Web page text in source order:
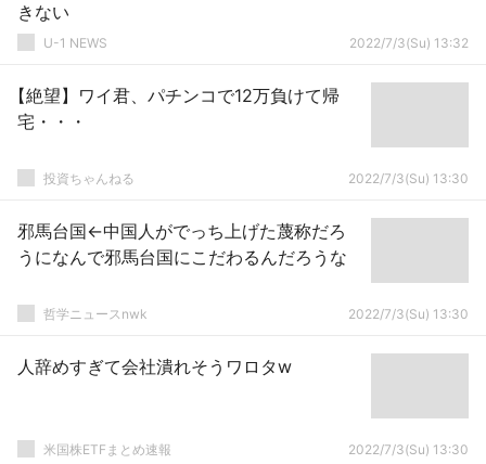
きない
U-1 NEWS 2022/7/3(Su) 13:32
【絶望】ワイ君、パチンコで12万負けて帰
宅・・・
投資ちゃんねる 2022/7/3(Su) 13:30
邪馬台国←中国人がでっち上げた蔑称だろ
うになんで邪馬台国にこだわるんだろうな
哲学ニュースnwk 2022/7/3(Su) 13:30
人辞めすぎて会社潰れそうワロタw
米国株ETFまとめ速報 2022/7/3(Su) 13:30